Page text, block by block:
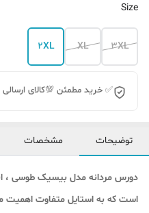
Size
3XL
XL
2XL
✅ خرید مطمئن 💯کالای
توضیحات مشخصات
دورس مردانه مدل بیسیک طوسی ،
است که به استایل متفاوت اهمیت